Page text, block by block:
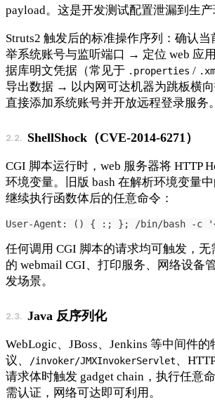
payload。这是开发测试配置泄漏到生产
Struts2 触发后的标准操作序列：确认
举系统账号与监听端口 → 定位 web 应
据库明文凭据（常见于 .properties /
导出数据 → 以内网可达机器为跳板横
直接添加系统账号并开放远程登录服务。
ShellShock（CVE-2014-6271）
CGI 脚本运行时，web 服务器将 HTTP
环境变量。旧版 bash 在解析环境变量
继续执行函数体后的任意命令：
User-Agent: () { :; }; /bin/bash -c
任何调用 CGI 脚本的请求均可触发，
的 webmail CGI、打印服务、网络设备
发场景。
Java 反序列化
WebLogic、JBoss、Jenkins 等中间件
议、
/invoker/JMXInvokerServlet、
请求体时触发 gadget chain，执行任意
需认证，网络可达即可利用。